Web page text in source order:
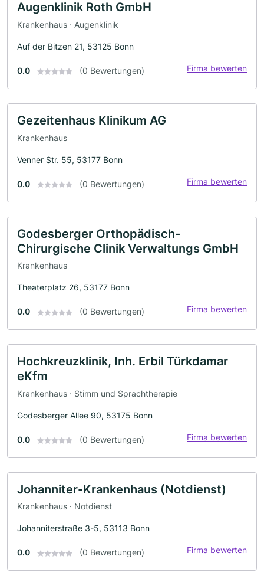
Augenklinik Roth GmbH
Krankenhaus · Augenklinik
Auf der Bitzen 21, 53125 Bonn
0.0 (0 Bewertungen) Firma bewerten
Gezeitenhaus Klinikum AG
Krankenhaus
Venner Str. 55, 53177 Bonn
0.0 (0 Bewertungen) Firma bewerten
Godesberger Orthopädisch-
Chirurgische Clinik Verwaltungs GmbH
Krankenhaus
Theaterplatz 26, 53177 Bonn
0.0 (0 Bewertungen) Firma bewerten
Hochkreuzklinik, Inh. Erbil Türkdamar
eKfm
Krankenhaus · Stimm und Sprachtherapie
Godesberger Allee 90, 53175 Bonn
0.0 (0 Bewertungen) Firma bewerten
Johanniter-Krankenhaus (Notdienst)
Krankenhaus · Notdienst
Johanniterstraße 3-5, 53113 Bonn
0.0 (0 Bewertungen) Firma bewerten